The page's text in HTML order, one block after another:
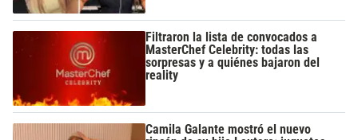
Filtraron la lista de convocados a
MasterChef Celebrity: todas las
sorpresas y a quiénes bajaron del
reality
Camila Galante mostró el nuevo